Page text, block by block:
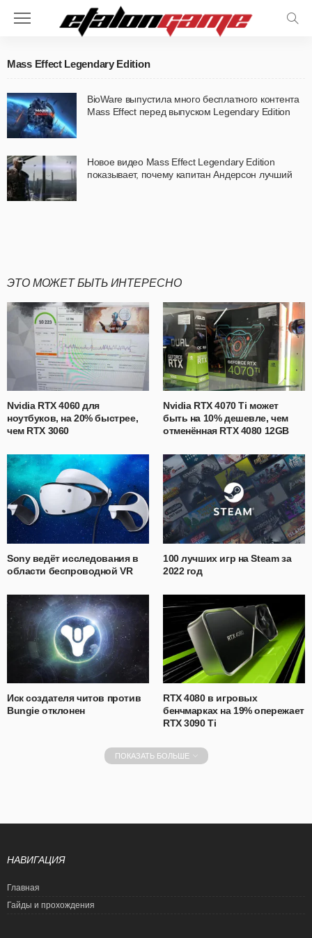
Mass Effect Legendary Edition
BioWare выпустила много бесплатного контента
Mass Effect перед выпуском Legendary Edition
Новое видео Mass Effect Legendary Edition
показывает, почему капитан Андерсон лучший
ЭТО МОЖЕТ БЫТЬ ИНТЕРЕСНО
Nvidia RTX 4060 для
ноутбуков, на 20% быстрее,
чем RTX 3060
Nvidia RTX 4070 Ti может
быть на 10% дешевле, чем
отменённая RTX 4080 12GB
Sony ведёт исследования в
области беспроводной VR
100 лучших игр на Steam за
2022 год
Иск создателя читов против
Bungie отклонен
RTX 4080 в игровых
бенчмарках на 19% опережает
RTX 3090 Ti
ПОКАЗАТЬ БОЛЬШЕ
НАВИГАЦИЯ
Главная
Гайды и прохождения